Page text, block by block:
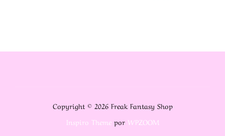
Copyright © 2026 Freak Fantasy Shop
Inspiro Themepor WPZOOM